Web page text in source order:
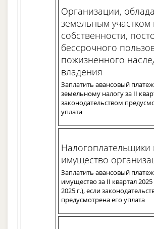
Организации,
земельным участком
собственности,
бессрочного
пожизненного
владения
Заплатить авансовый
земельному налогу за II
законодательством
уплата
Налогоплательщики
имущество
Заплатить авансовый
имущество за II квартал
2025 г.), если
предусмотрена его уплата